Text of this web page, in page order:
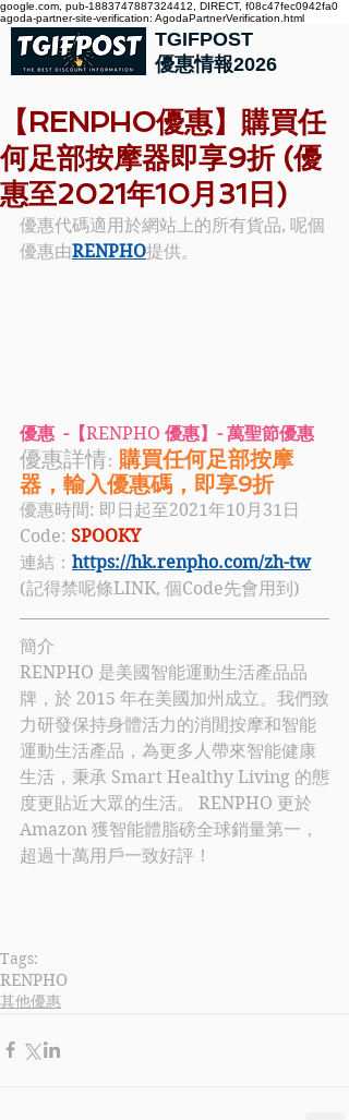
google.com, pub-1883747887324412, DIRECT, f08c47fec0942fa0
agoda-partner-site-verification: AgodaPartnerVerification.html
TGIFPOST
優惠情報2026
【RENPHO優惠】購買任
何足部按摩器即享9折 (優
惠至2021年10月31日)
優惠代碼適用於網站上的所有貨品, 呢個
優惠由RENPHO提供。
優惠  -【RENPHO 優惠】- 萬聖節優惠
優惠詳情: 購買任何足部按摩
器，輸入優惠碼，即享9折
優惠時間: 即日起至2021年10月31日
Code: SPOOKY
連結： https://hk.renpho.com/zh-tw
(記得禁呢條LINK, 個Code先會用到)
簡介
RENPHO 是美國智能運動生活產品品
牌，於 2015 年在美國加州成立。我們致
力研發保持身體活力的消閒按摩和智能
運動生活產品，為更多人帶來智能健康
生活，秉承 Smart Healthy Living 的態
度更貼近大眾的生活。 RENPHO 更於
Amazon 獲智能體脂磅全球銷量第一，
超過十萬用戶一致好評！
Tags:
RENPHO
其他優惠